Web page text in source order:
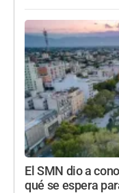
El SMN dio a
qué se espera